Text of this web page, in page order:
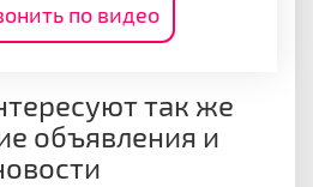
по видео
так же
объявления и